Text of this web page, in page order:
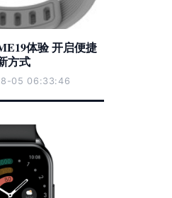
体验 开启便捷
方式
05 06:33:46